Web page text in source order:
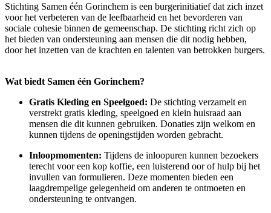
Stichting Samen één Gorinchem is een burgerinitiatief dat zich inzet
voor het verbeteren van de leefbaarheid en het bevorderen van
sociale cohesie binnen de gemeenschap. De stichting richt zich op
het bieden van ondersteuning aan mensen die dit nodig hebben,
door het inzetten van de krachten en talenten van betrokken burgers.
Wat biedt Samen één Gorinchem?
Gratis Kleding en Speelgoed: De stichting verzamelt en
verstrekt gratis kleding, speelgoed en klein huisraad aan
mensen die dit kunnen gebruiken. Donaties zijn welkom en
kunnen tijdens de openingstijden worden gebracht.
Inloopmomenten: Tijdens de inloopuren kunnen bezoekers
terecht voor een kop koffie, een luisterend oor of hulp bij het
invullen van formulieren. Deze momenten bieden een
laagdrempelige gelegenheid om anderen te ontmoeten en
ondersteuning te ontvangen. ​